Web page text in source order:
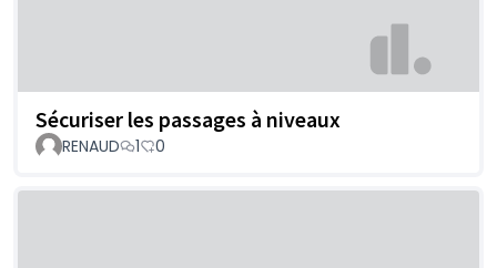
Sécuriser les passages à niveaux
RENAUD 1 0